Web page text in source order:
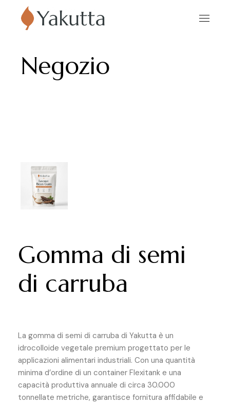
Negozio
Gomma di semi
di carruba
La gomma di semi di carruba di Yakutta è un
idrocolloide vegetale premium progettato per le
applicazioni alimentari industriali. Con una quantità
minima d’ordine di un container Flexitank e una
capacità produttiva annuale di circa 30.000
tonnellate metriche, garantisce fornitura affidabile e